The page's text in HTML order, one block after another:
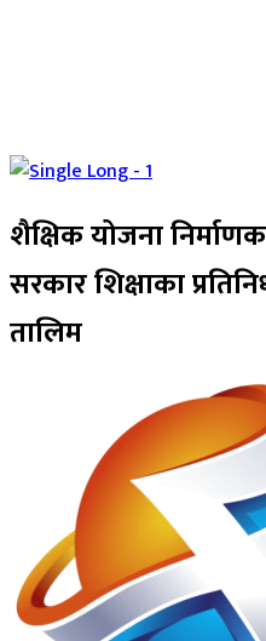
शैक्षिक योजना
सरकार शिक्षाका
तालिम